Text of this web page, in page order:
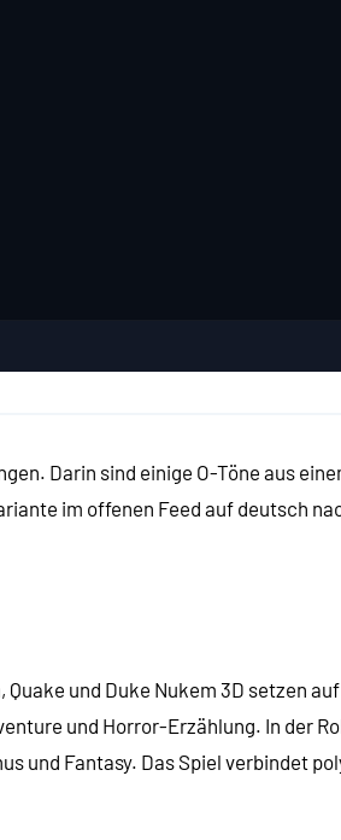
Darin sind einige O-Töne aus
im offenen Feed auf deutsch
und Duke Nukem 3D setzen
und Horror-Erzählung. In der
und Fantasy. Das Spiel verbindet